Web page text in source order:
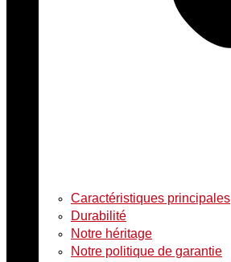
Caractéristiques principales
Durabilité
Notre héritage
Notre politique de garantie